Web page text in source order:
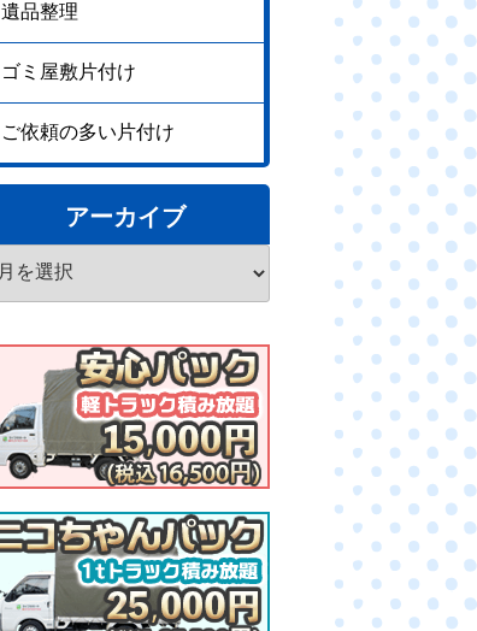
遺品整理
ゴミ屋敷片付け
ご依頼の多い片付け
アーカイブ